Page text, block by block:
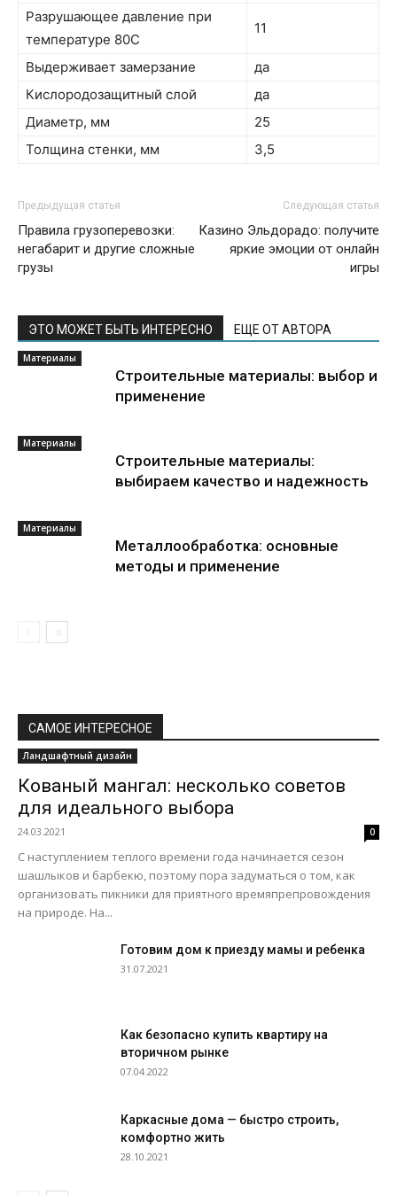
Разрушающее давление при
температуре 80С
11
Выдерживает замерзание
да
Кислородозащитный слой
да
Диаметр, мм
25
Толщина стенки, мм
3,5
Предыдущая статья
Правила грузоперевозки:
негабарит и другие сложные
грузы
Следующая статья
Казино Эльдорадо: получите
яркие эмоции от онлайн
игры
ЭТО МОЖЕТ БЫТЬ ИНТЕРЕСНО ЕЩЕ ОТ АВТОРА
Материалы
Строительные материалы: выбор и
применение
Материалы
Строительные материалы:
выбираем качество и надежность
Материалы
Металлообработка: основные
методы и применение
САМОЕ ИНТЕРЕСНОЕ
Ландшафтный дизайн
Кованый мангал: несколько советов
для идеального выбора
24.03.2021 0
С наступлением теплого времени года начинается сезон
шашлыков и барбекю, поэтому пора задуматься о том, как
организовать пикники для приятного времяпрепровождения
на природе. На...
Готовим дом к приезду мамы и ребенка
31.07.2021
Как безопасно купить квартиру на
вторичном рынке
07.04.2022
Каркасные дома — быстро строить,
комфортно жить
28.10.2021